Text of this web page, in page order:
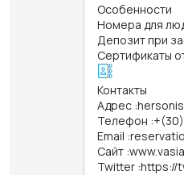
Особенности
Номера для
Депозит при
Сертификаты
Контакты
Адрес :
Телефон :
Email :
Сайт :
Twitter :https://